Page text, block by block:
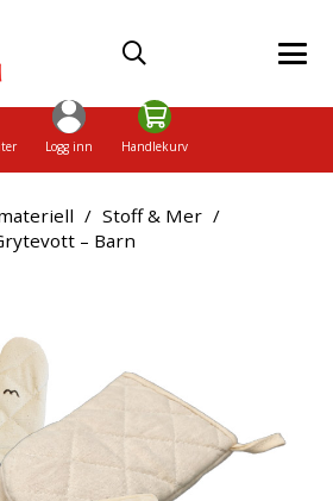
Logg inn Handlekurv
/ Stoff & Mer /
– Barn